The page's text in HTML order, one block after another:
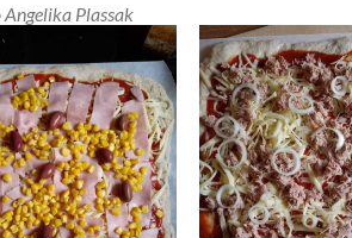
Angelika Plassak